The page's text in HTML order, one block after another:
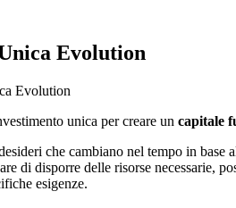
Evolution
unica per creare un capitale
che cambiano nel tempo in
di disporre delle risorse necessarie,
esigenze.